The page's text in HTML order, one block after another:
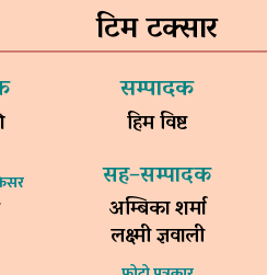
टिम टक्सार
सम्पादक
हिम विष्ट
सह–सम्पादक
अम्बिका शर्मा
लक्ष्मी ज्ञवाली